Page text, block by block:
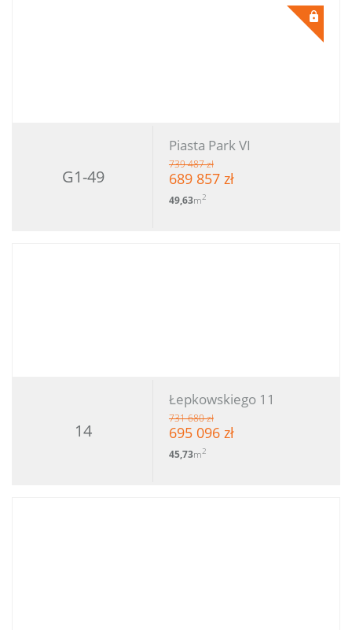
G1-49
Piasta Park VI
739 487 zł
689 857 zł
49,63m2
14
Łepkowskiego 11
731 680 zł
695 096 zł
45,73m2